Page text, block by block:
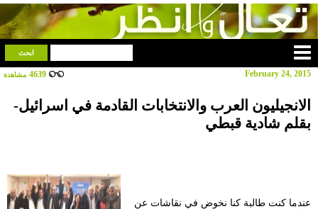
February 24, 2015
4639 مشاهدة
الانجيليون العرب والانتخابات القادمة في اسرائيل-
بقلم شادية قبطي
عندما كنت طالبة كنا نخوض في نقاشات عن